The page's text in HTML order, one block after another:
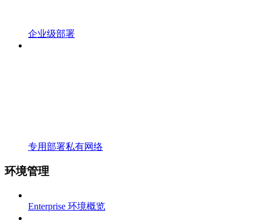
企业级部署
专用部署私有网络
环境管理
Enterprise 环境概览